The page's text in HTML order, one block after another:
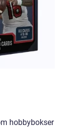
hobbybokser